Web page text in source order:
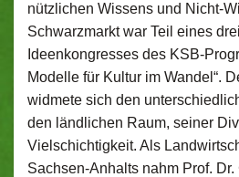
nützlichen Wissens und Nicht-
Schwarzmarkt war Teil eines
Ideenkongresses des KSB-
Modelle für Kultur im Wandel“.
widmete sich den
den ländlichen Raum, seiner
Vielschichtigkeit. Als
Sachsen-Anhalts nahm Prof.